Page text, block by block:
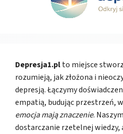
Depresja1.plto miejsce
rozumieją, jak złożona i
depresją. Łączymy
empatią, budując przestrzeń,
emocja mają znaczenie.
dostarczanie rzetelnej wiedzy,